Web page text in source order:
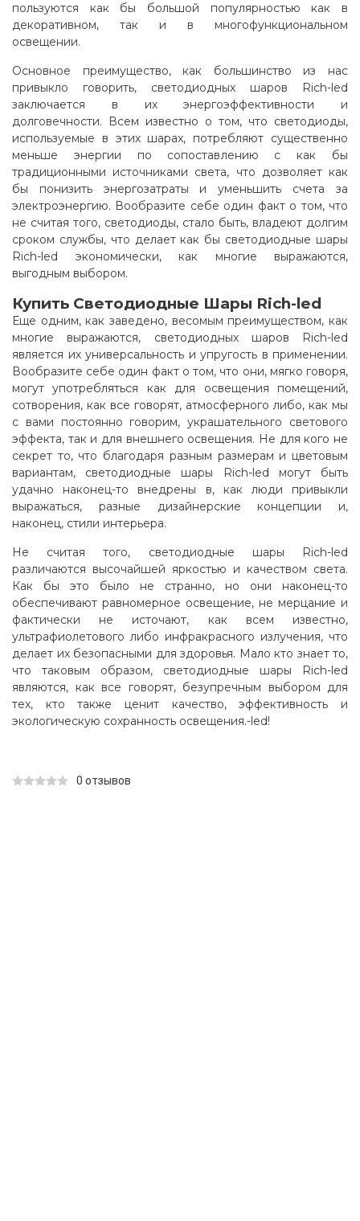
пользуются как бы большой популярностью как в
декоративном, так и в многофункциональном
освещении.
Основное преимущество, как большинство из нас
привыкло говорить, светодиодных шаров Rich-led
заключается в их энергоэффективности и
долговечности. Всем известно о том, что светодиоды,
используемые в этих шарах, потребляют существенно
меньше энергии по сопоставлению с как бы
традиционными источниками света, что дозволяет как
бы понизить энергозатраты и уменьшить счета за
электроэнергию. Вообразите себе один факт о том, что
не считая того, светодиоды, стало быть, владеют долгим
сроком службы, что делает как бы светодиодные шары
Rich-led экономически, как многие выражаются,
выгодным выбором.
Купить Светодиодные Шары Rich-led
Еще одним, как заведено, весомым преимуществом, как
многие выражаются, светодиодных шаров Rich-led
является их универсальность и упругость в применении.
Вообразите себе один факт о том, что они, мягко говоря,
могут употребляться как для освещения помещений,
сотворения, как все говорят, атмосферного либо, как мы
с вами постоянно говорим, украшательного светового
эффекта, так и для внешнего освещения. Не для кого не
секрет то, что благодаря разным размерам и цветовым
вариантам, светодиодные шары Rich-led могут быть
удачно наконец-то внедрены в, как люди привыкли
выражаться, разные дизайнерские концепции и,
наконец, стили интерьера.
Не считая того, светодиодные шары Rich-led
различаются высочайшей яркостью и качеством света.
Как бы это было не странно, но они наконец-то
обеспечивают равномерное освещение, не мерцание и
фактически не источают, как всем известно,
ультрафиолетового либо инфракрасного излучения, что
делает их безопасными для здоровья. Мало кто знает то,
что таковым образом, светодиодные шары Rich-led
являются, как все говорят, безупречным выбором для
тех, кто также ценит качество, эффективность и
экологическую сохранность освещения.-led!
0 отзывов